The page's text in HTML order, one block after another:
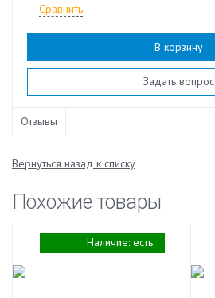
Сравнить
В корзину
Задать вопрос
Отзывы
Вернуться назад к списку
Похожие товары
Наличие: есть